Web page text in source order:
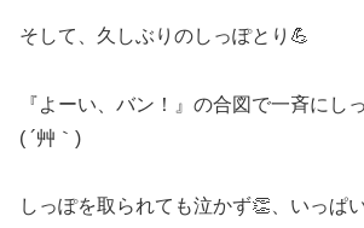
そして、久しぶりのしっぽとり💪
『よーい、バン！』の合図で一斉にし
( ´艸｀)
しっぽを取られても泣かず👏、いっぱ